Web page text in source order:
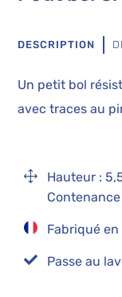
DESCRIPTION
Un petit bol
avec traces au
1
Hauteur :
Fabriqué en
 Passe au